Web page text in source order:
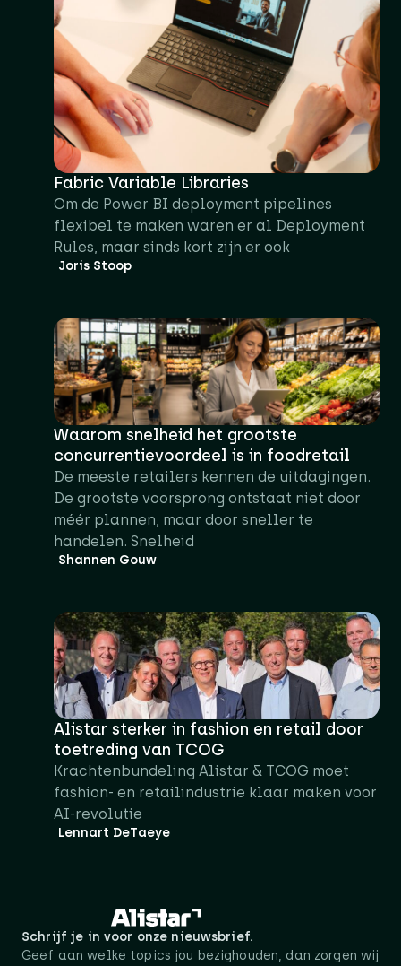
Fabric Variable Libraries
Om de Power BI deployment pipelines
flexibel te maken waren er al Deployment
Rules, maar sinds kort zijn er ook
Joris Stoop
Waarom snelheid het grootste
concurrentievoordeel is in foodretail
De meeste retailers kennen de uitdagingen.
De grootste voorsprong ontstaat niet door
méér plannen, maar door sneller te
handelen. Snelheid
Shannen Gouw
Alistar sterker in fashion en retail door
toetreding van TCOG
Krachtenbundeling Alistar & TCOG moet
fashion- en retailindustrie klaar maken voor
AI-revolutie
Lennart DeTaeye
Schrijf je in voor onze nieuwsbrief.
Geef aan welke topics jou bezighouden, dan zorgen wij